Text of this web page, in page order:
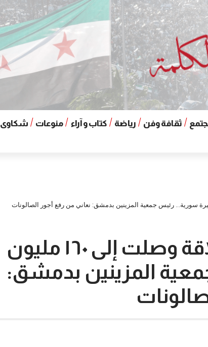
ثقافة وفن رياضة كتاب و آراء منوعات شكاوى
ضرائب صالونات الحلاقة وصلت إلى ١٦٠ مليون
المزينين بدمشق: